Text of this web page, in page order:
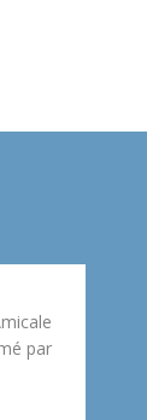
par